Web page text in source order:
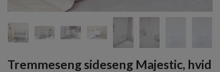
Tremmeseng sideseng Majestic, hvid